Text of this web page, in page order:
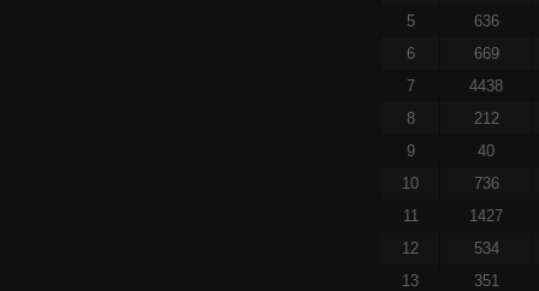
5
636
6
669
7
4438
8
212
9
40
10
736
11
1427
12
534
13
351